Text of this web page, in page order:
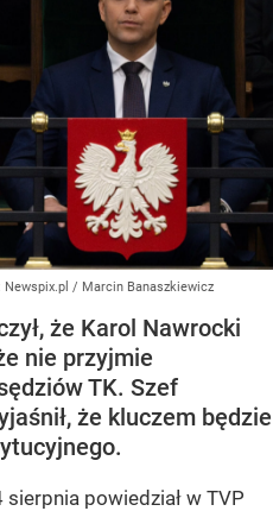
Newspix.pl / Marcin Banaszkiewicz
że Karol Nawrocki
nie przyjmie
TK. Szef
że kluczem będzie
powiedział w TVP